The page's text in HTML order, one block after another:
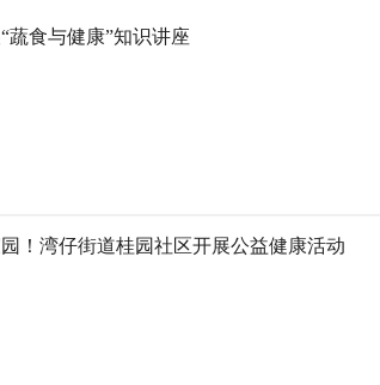
蔬食与健康”知识讲座
！湾仔街道桂园社区开展公益健康活动